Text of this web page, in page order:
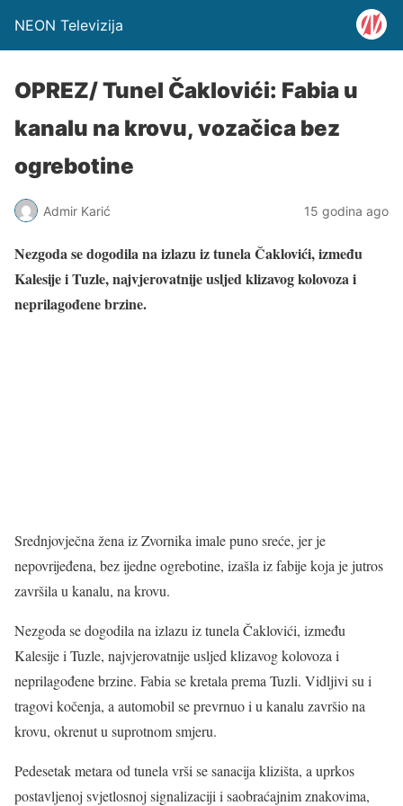
NEON Televizija
OPREZ/ Tunel Čaklovići: Fabia u
kanalu na krovu, vozačica bez
ogrebotine
Admir Karić 15 godina ago
Nezgoda se dogodila na izlazu iz tunela Čaklovići, između
Kalesije i Tuzle, najvjerovatnije usljed klizavog kolovoza i
neprilagođene brzine.
Srednjovječna žena iz Zvornika imale puno sreće, jer je
nepovrijeđena, bez ijedne ogrebotine, izašla iz fabije koja je jutros
završila u kanalu, na krovu.
Nezgoda se dogodila na izlazu iz tunela Čaklovići, između
Kalesije i Tuzle, najvjerovatnije usljed klizavog kolovoza i
neprilagođene brzine. Fabia se kretala prema Tuzli. Vidljivi su i
tragovi kočenja, a automobil se prevrnuo i u kanalu završio na
krovu, okrenut u suprotnom smjeru.
Pedesetak metara od tunela vrši se sanacija klizišta, a uprkos
postavljenoj svjetlosnoj signalizaciji i saobraćajnim znakovima,